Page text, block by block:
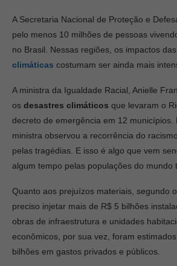
A Secretaria Nacional de Proteção e
pelo menos 10 milhões de pessoas
no Brasil. Nessas regiões, os impactos das
climáticas costumam ser ainda mais
A ministra da Igualdade Racial, Anielle
os desastres climáticos que levaram o
decreto de emergência em 12 municípios.
ministra observou a recorrência do racismo
pelas tragédias. E isso é algo que vem
algum tempo pelas populações do mundo
Quanto aos prejuízos materiais, segundo
preciso injetar mais de R$ 5 bilhões
obras de infraestrutura e unidades
econômicos, por sua vez, foram
bilhões em gastos privados e públicos.